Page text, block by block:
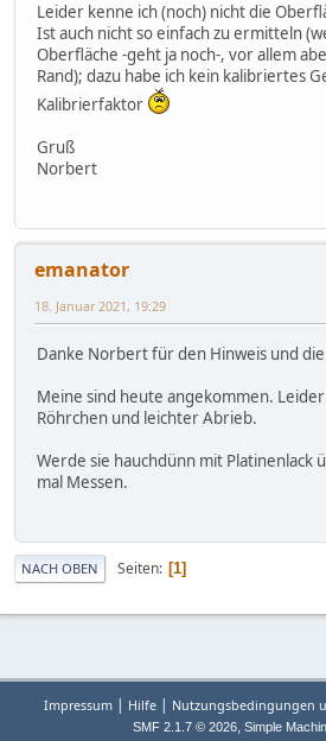
Leider kenne ich (noch) nicht die
Ist auch nicht so einfach zu ermitteln
Oberfläche -geht ja noch-, vor allem
Rand); dazu habe ich kein kalibriertes
Kalibrierfaktor
Gruß
Norbert
emanator
18. Januar 2021, 19:29
Danke Norbert für den Hinweis und
Meine sind heute angekommen.
Röhrchen und leichter Abrieb.
Werde sie hauchdünn mit Platinenlack
mal Messen.
NACH OBEN Seiten 1
Impressum| Hilfe| Nutzungsbedingungen
SMF 2.1.7 © 2026, Simple